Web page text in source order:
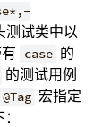
测试类中以
case 的
的测试用例
@Tag 宏指定